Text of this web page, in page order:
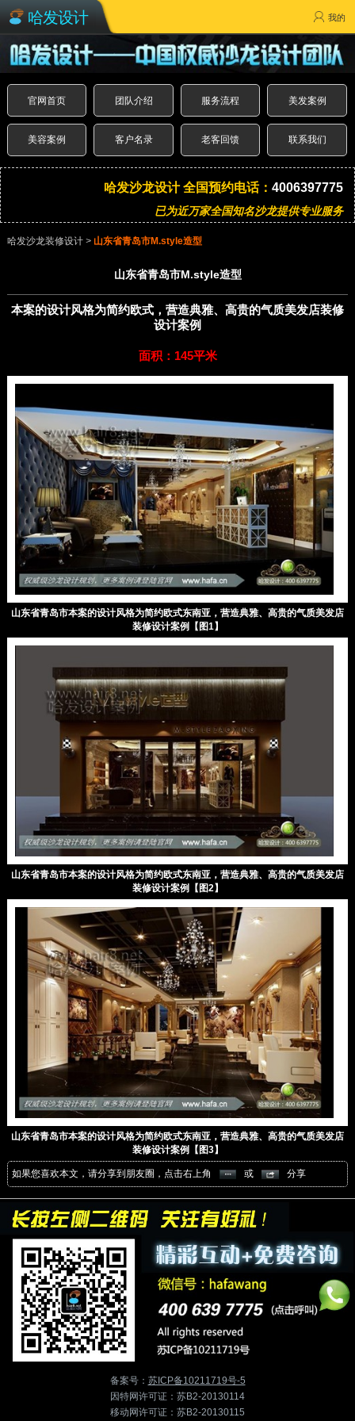
哈发设计 我的
官网首页 团队介绍 服务流程 美发案例
美容案例 客户名录 老客回馈 联系我们
哈发沙龙设计 全国预约电话： 4006397775
已为近万家全国知名沙龙提供专业服务
哈发沙龙装修设计 > 山东省青岛市M.style造型
山东省青岛市M.style造型
本案的设计风格为简约欧式，营造典雅、高贵的气质美发店装修
设计案例
面积：145平米
山东省青岛市本案的设计风格为简约欧式东南亚，营造典雅、高贵的气质美发店
装修设计案例【图1】
山东省青岛市本案的设计风格为简约欧式东南亚，营造典雅、高贵的气质美发店
装修设计案例【图2】
山东省青岛市本案的设计风格为简约欧式东南亚，营造典雅、高贵的气质美发店
装修设计案例【图3】
如果您喜欢本文，请分享到朋友圈，点击右上角 或 分享
备案号： 苏ICP备10211719号-5
因特网许可证：苏B2-20130114
移动网许可证：苏B2-20130115